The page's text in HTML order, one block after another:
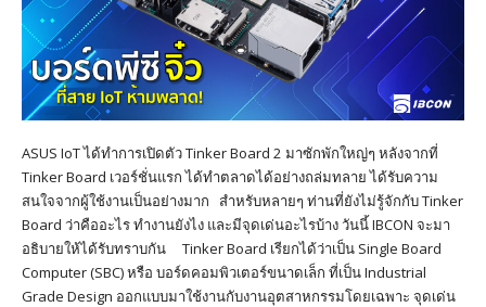
ASUS IoT ได้ทำการเปิดตัว Tinker Board 2 มาซักพักใหญ่ๆ หลังจากที่
Tinker Board เวอร์ชั่นแรก ได้ทำตลาดได้อย่างถล่มทลาย ได้รับความ
สนใจจากผู้ใช้งานเป็นอย่างมาก สำหรับหลายๆ ท่านที่ยังไม่รู้จักกับ Tinker
Board ว่าคืออะไร ทำงานยังไง และมีจุดเด่นอะไรบ้าง วันนี้ IBCON จะมา
อธิบายให้ได้รับทราบกัน Tinker Board เรียกได้ว่าเป็น Single Board
Computer (SBC) หรือ บอร์ดคอมพิวเตอร์ขนาดเล็ก ที่เป็น Industrial
Grade Design ออกแบบมาใช้งานกับงานอุตสาหกรรมโดยเฉ​พาะ จุดเด่น